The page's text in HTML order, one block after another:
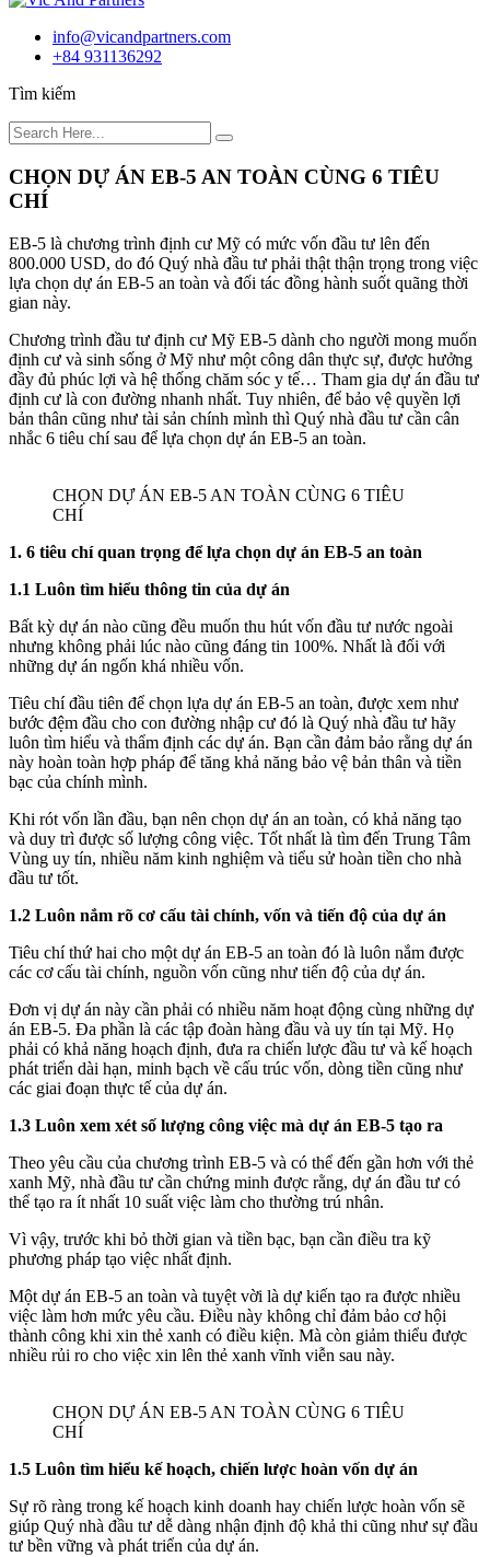
info@vicandpartners.com
+84 931136292
Tìm kiếm
CHỌN DỰ ÁN EB-5 AN TOÀN CÙNG 6 TIÊU
CHÍ
EB-5 là chương trình định cư Mỹ có mức vốn đầu tư lên đến
800.000 USD, do đó Quý nhà đầu tư phải thật thận trọng trong việc
lựa chọn dự án EB-5 an toàn và đối tác đồng hành suốt quãng thời
gian này.
Chương trình đầu tư định cư Mỹ EB-5 dành cho người mong muốn
định cư và sinh sống ở Mỹ như một công dân thực sự, được hưởng
đầy đủ phúc lợi và hệ thống chăm sóc y tế… Tham gia dự án đầu tư
định cư là con đường nhanh nhất. Tuy nhiên, để bảo vệ quyền lợi
bản thân cũng như tài sản chính mình thì Quý nhà đầu tư cần cân
nhắc 6 tiêu chí sau để lựa chọn dự án EB-5 an toàn.
CHỌN DỰ ÁN EB-5 AN TOÀN CÙNG 6 TIÊU
CHÍ
1. 6 tiêu chí quan trọng để lựa chọn dự án EB-5 an toàn
1.1 Luôn tìm hiểu thông tin của dự án
Bất kỳ dự án nào cũng đều muốn thu hút vốn đầu tư nước ngoài
nhưng không phải lúc nào cũng đáng tin 100%. Nhất là đối với
những dự án ngốn khá nhiều vốn.
Tiêu chí đầu tiên để chọn lựa dự án EB-5 an toàn, được xem như
bước đệm đầu cho con đường nhập cư đó là Quý nhà đầu tư hãy
luôn tìm hiểu và thẩm định các dự án. Bạn cần đảm bảo rằng dự án
này hoàn toàn hợp pháp để tăng khả năng bảo vệ bản thân và tiền
bạc của chính mình.
Khi rót vốn lần đầu, bạn nên chọn dự án an toàn, có khả năng tạo
và duy trì được số lượng công việc. Tốt nhất là tìm đến Trung Tâm
Vùng uy tín, nhiều năm kinh nghiệm và tiểu sử hoàn tiền cho nhà
đầu tư tốt.
1.2 Luôn nắm rõ cơ cấu tài chính, vốn và tiến độ của dự án
Tiêu chí thứ hai cho một dự án EB-5 an toàn đó là luôn nắm được
các cơ cấu tài chính, nguồn vốn cũng như tiến độ của dự án.
Đơn vị dự án này cần phải có nhiều năm hoạt động cùng những dự
án EB-5. Đa phần là các tập đoàn hàng đầu và uy tín tại Mỹ. Họ
phải có khả năng hoạch định, đưa ra chiến lược đầu tư và kế hoạch
phát triển dài hạn, minh bạch về cấu trúc vốn, dòng tiền cũng như
các giai đoạn thực tế của dự án.
1.3 Luôn xem xét số lượng công việc mà dự án EB-5 tạo ra
Theo yêu cầu của chương trình EB-5 và có thể đến gần hơn với thẻ
xanh Mỹ, nhà đầu tư cần chứng minh được rằng, dự án đầu tư có
thể tạo ra ít nhất 10 suất việc làm cho thường trú nhân.
Vì vậy, trước khi bỏ thời gian và tiền bạc, bạn cần điều tra kỹ
phương pháp tạo việc nhất định.
Một dự án EB-5 an toàn và tuyệt vời là dự kiến tạo ra được nhiều
việc làm hơn mức yêu cầu. Điều này không chỉ đảm bảo cơ hội
thành công khi xin thẻ xanh có điều kiện. Mà còn giảm thiểu được
nhiều rủi ro cho việc xin lên thẻ xanh vĩnh viễn sau này.
CHỌN DỰ ÁN EB-5 AN TOÀN CÙNG 6 TIÊU
CHÍ
1.5 Luôn tìm hiểu kế hoạch, chiến lược hoàn vốn dự án
Sự rõ ràng trong kế hoạch kinh doanh hay chiến lược hoàn vốn sẽ
giúp Quý nhà đầu tư dễ dàng nhận định độ khả thi cũng như sự đầu
tư bền vững và phát triển của dự án.